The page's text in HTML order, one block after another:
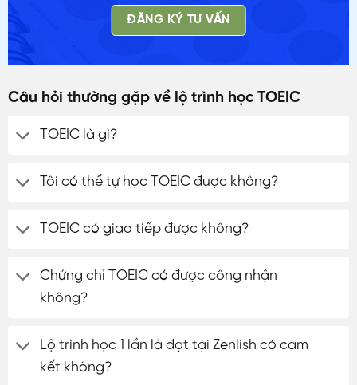
ĐĂNG KÝ TƯ VẤN
Câu hỏi thường gặp về lộ trình học TOEIC
TOEIC là gì?
Tôi có thể tự học TOEIC được không?
TOEIC có giao tiếp được không?
Chứng chỉ TOEIC có được công nhận
không?
Lộ trình học 1 lần là đạt tại Zenlish có cam
kết không?